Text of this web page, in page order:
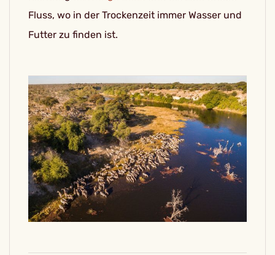
Fluss, wo in der Trockenzeit immer Wasser und
Futter zu finden ist.